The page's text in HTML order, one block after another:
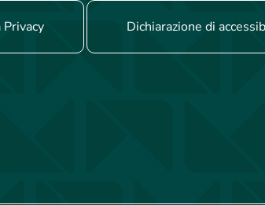
Dichiarazione di